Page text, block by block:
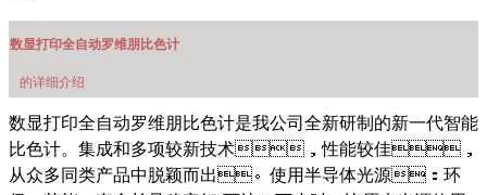
数显打印全自动罗维朋比色计
的详细介绍
数显打印全自动罗维朋比色计是我公司全新研制的新一代智能
比色计。 集成和多项较新技术，性能较佳，
从众多同类产品中脱颖而出。 使用半导体光源： 环